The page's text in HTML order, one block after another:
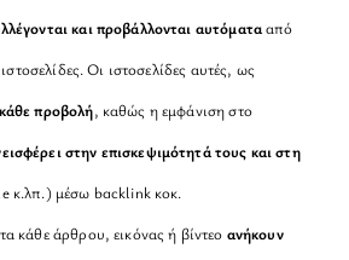
και προβάλλονται αυτόματααπό
Οι ιστοσελίδες αυτές, ως
προβολή, καθώς η εμφάνιση στο
στην επισκεψιμότητά τους και στη
κ.λπ.) μέσω backlink κοκ.
κάθε άρθρου, εικόνας ή βίντεο ανήκουν